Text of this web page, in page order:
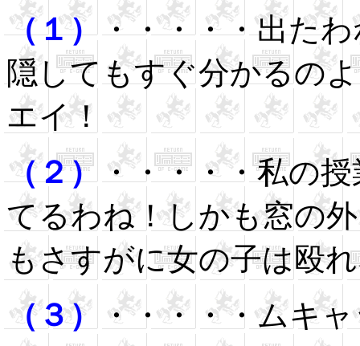
（１）・・・・・出た
隠してもすぐ分かるの
エイ！
（２）・・・・・私の
てるわね！しかも窓の
もさすがに女の子は殴
（３） ・・・・・ムキ